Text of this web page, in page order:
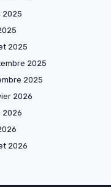
2025
2025
2025
2025
2026
2026
2026